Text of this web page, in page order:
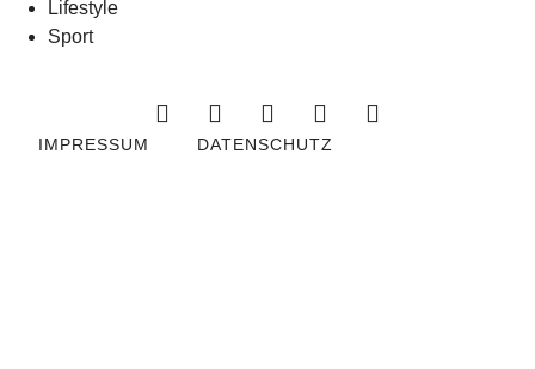
Lifestyle
Sport
IMPRESSUM DATENSCHUTZ